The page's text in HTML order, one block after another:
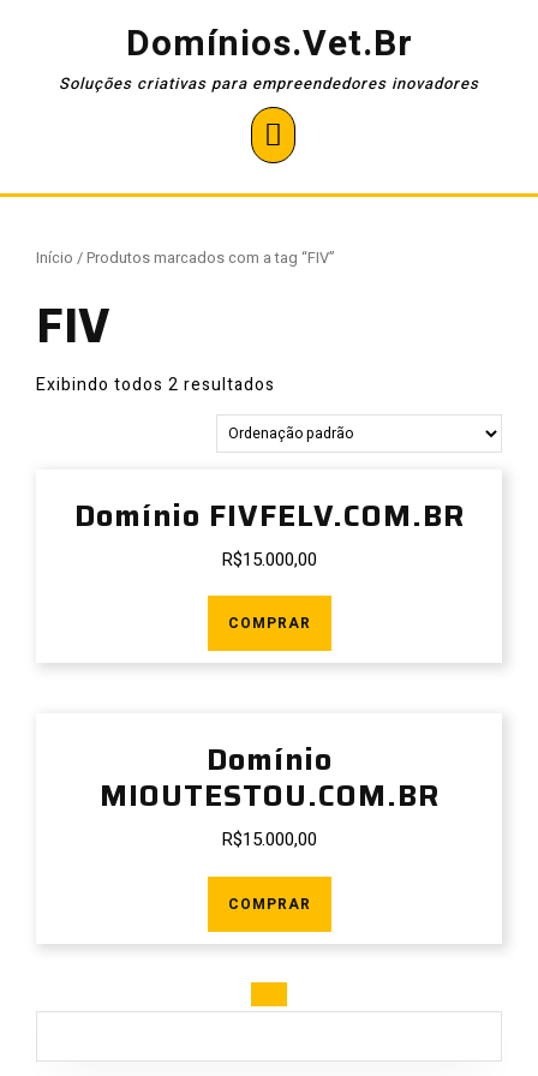
conteúdo
Domínios.Vet.Br
Soluções criativas para empreendedores inovadores
Open
Button
Início / Produtos marcados com a tag “FIV”
FIV
Exibindo todos 2 resultados
Domínio FIVFELV.COM.BR
R$15.000,00
COMPRAR
Domínio
MIOUTESTOU.COM.BR
R$15.000,00
COMPRAR